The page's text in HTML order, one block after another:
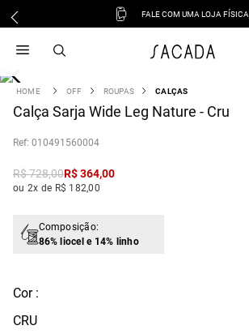
FALE COM UMA LOJA FÍSICA
OFF ROUPAS CALÇAS
Calça Sarja Wide Leg Nature - Cru
: 010491560004
R$728,00R$364,00
ou 2x de R$ 182,00
Composição:
86% liocel e 14% linho
Cor :
CRU
vestido
3 º blusa
º tricot
º macacão
jeans
vestido curto